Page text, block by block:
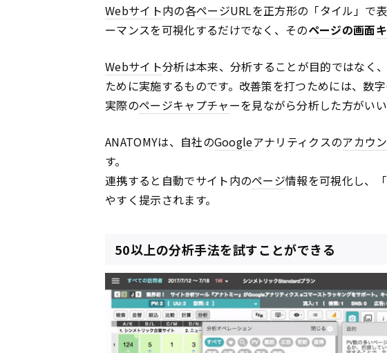
Webサイト内の各ページURLを正方形の「タイル」で
ーマンスを可視化するだけでなく、そのページの画面
Webサイト分析は本来、分析することが目的ではなく
ために実施するものです。改善策を打つためには、数
実際のページキャプチャーを見ながら分析した方がいい
ANATOMYは、自社のGoogleアナリティクスのアカウ
す。
連携すると自動でサイト内のページ情報を可視化し、
やすく提示されます。
50以上の分析手法を試すことができる